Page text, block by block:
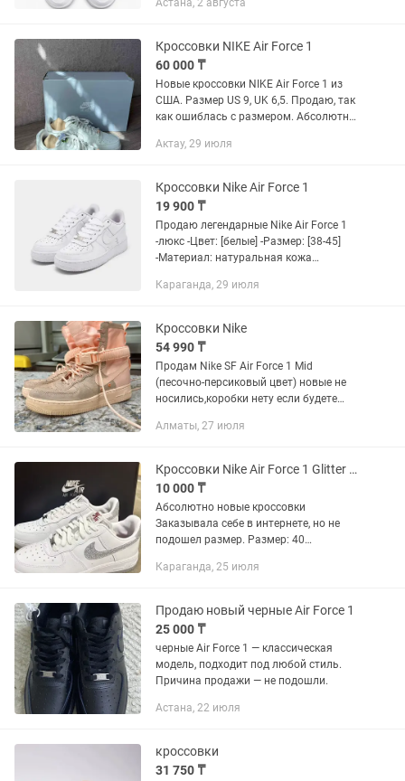
выкупала последний размер с США.
Астана, 2 августа
Кроссовки NIKE Air Force 1
60 000 ₸
Новые кроссовки NIKE Air Force 1 из
США. Размер US 9, UK 6,5. Продаю, так
как ошиблась с размером. Абсолютно
Кз. На сайте стоят 60000, без
Актау, 29 июля
Кроссовки Nike Air Force 1
19 900 ₸
Продаю легендарные Nike Air Force 1
-люкс -Цвет: [белые] -Размер: [38-45]
-Материал: натуральная кожа
состоянии
Караганда, 29 июля
Кроссовки Nike
54 990 ₸
Продам Nike SF Air Force 1 Mid
(песочно-персиковый цвет) новые не
носились,коробки нету если будете
Алматы, 27 июля
Кроссовки Nike Air Force 1 Glitter Silver
10 000 ₸
Абсолютно новые кроссовки
Заказывала себе в интернете, но не
подошел размер. Размер: 40
Особенности: Очень красивый
вживую...
Караганда, 25 июля
Продаю новый черные Air Force 1
25 000 ₸
черные Air Force 1 — классическая
модель, подходит под любой стиль.
Причина продажи — не подошли.
Астана, 22 июля
кроссовки
31 750 ₸